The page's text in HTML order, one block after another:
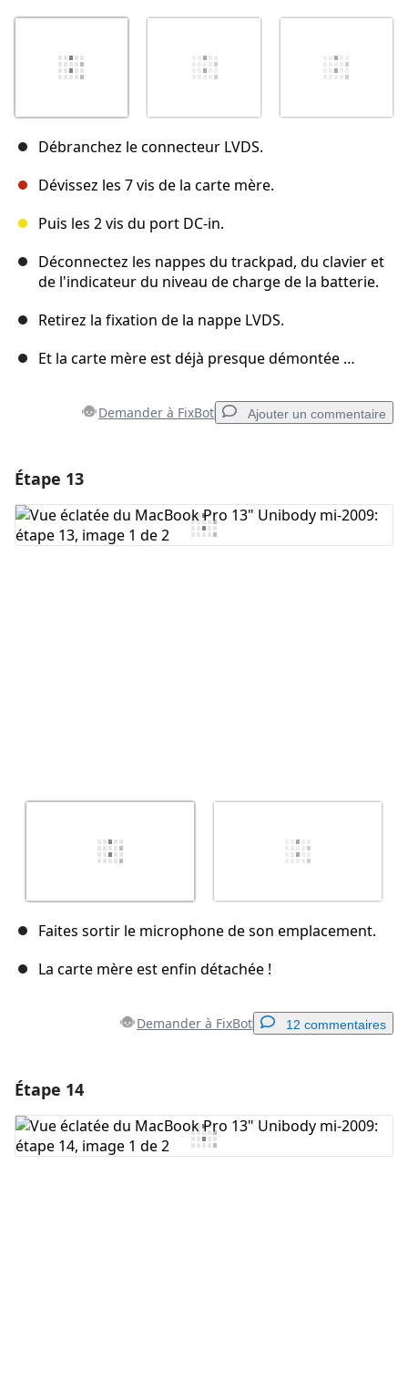
Débranchez le connecteur LVDS.
Dévissez les 7 vis de la carte mère.
Puis les 2 vis du port DC-in.
Déconnectez les nappes du trackpad, du clavier et
de l'indicateur du niveau de charge de la batterie.
Retirez la fixation de la nappe LVDS.
Et la carte mère est déjà presque démontée …
Demander à FixBot Ajouter un commentaire
Ajouter un commentaire
Étape 13
Faites sortir le microphone de son emplacement.
La carte mère est enfin détachée !
Demander à FixBot 12 commentaires
Ajouter un commentaire
Étape 14